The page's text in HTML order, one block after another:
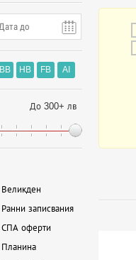
BB HB FB AI
До 300+ лв
Великден
Ранни записвания
СПА оферти
Планина